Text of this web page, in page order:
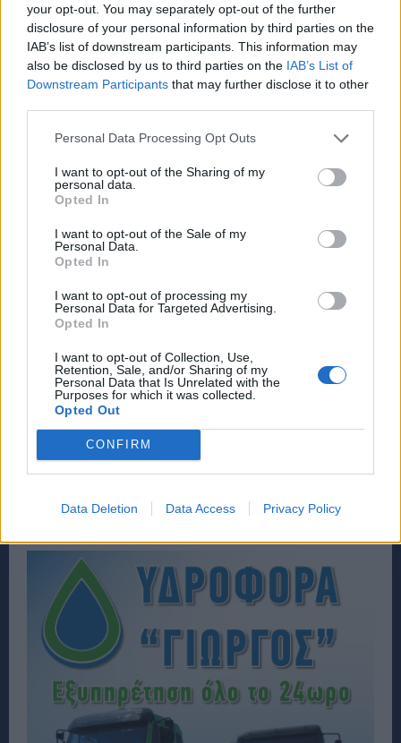
your opt-out. You may separately opt-out of the further
disclosure of your personal information by third parties on the
IAB’s list of downstream participants. This information may
also be disclosed by us to third parties on the IAB’s List of
Downstream Participants that may further disclose it to other
Personal Data Processing Opt Outs
I want to opt-out of the Sharing of my
personal data.
Opted In
I want to opt-out of the Sale of my
Personal Data.
Opted In
I want to opt-out of processing my
Personal Data for Targeted Advertising.
Opted In
I want to opt-out of Collection, Use,
Retention, Sale, and/or Sharing of my
Personal Data that Is Unrelated with the
Purposes for which it was collected.
Opted Out
CONFIRM
Data Deletion Data Access Privacy Policy